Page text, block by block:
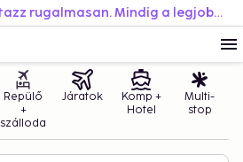
Foglalj könnyedén. Utazz rugalmasan. Mindig a legjobb áron.
Repülő
+
szálloda
Járatok
Komp +
Hotel
Multi-
stop